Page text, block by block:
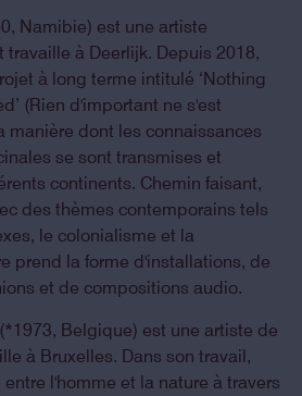
Namibie) est une artiste
à Deerlijk. Depuis 2018,
à long terme intitulé ‘Nothing
(Rien d'important ne s'est
manière dont les connaissances
se sont transmises et
continents. Chemin faisant,
des thèmes contemporains tels
le colonialisme et la
prend la forme d'installations, de
et de compositions audio.
(*1973, Belgique) est une artiste de
à Bruxelles. Dans son travail,
l'homme et la nature à travers